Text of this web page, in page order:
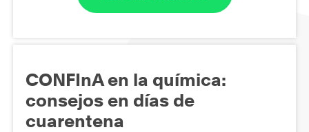
CONFInA en la química:
consejos en días de
cuarentena